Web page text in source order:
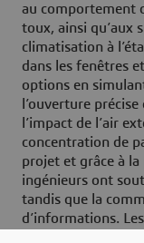
au comportement
toux, ainsi qu’aux
climatisation à
dans les fenêtres
options en
l’ouverture
l’impact de l’air
concentration de
projet et grâce à la
ingénieurs ont
tandis que la
d’informations.